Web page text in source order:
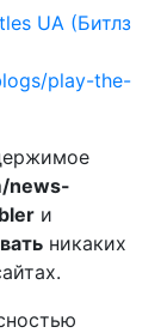
UA (Битлз
play-the-
news-
и
никаких